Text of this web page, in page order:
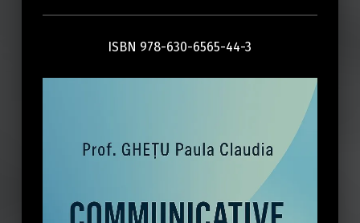
ISBN 978-630-6565-44-3